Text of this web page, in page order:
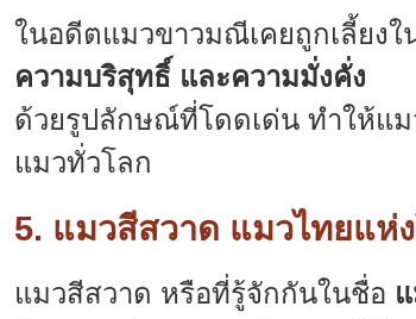
ในอดีตแมวขาวมณีเคยถูกเลี้ยง
ความบริสุทธิ์ และความมั่งคั่ง
ด้วยรูปลักษณ์ที่โดดเด่น ทำให้แ
แมวทั่วโลก
5. แมวสีสวาด แมวไทยแห่
แมวสีสวาด หรือที่รู้จักกันในชื่อ